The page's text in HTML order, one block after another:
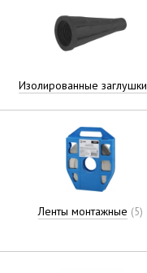
Изолированные заглушки
Ленты монтажные (5)